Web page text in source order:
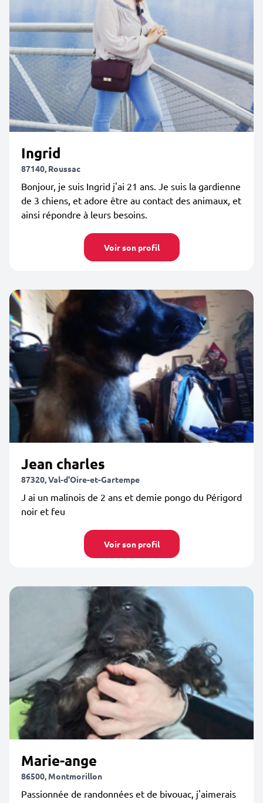
Ingrid
87140, Roussac
Bonjour, je suis Ingrid j'ai 21 ans. Je suis la gardienne
de 3 chiens, et adore être au contact des animaux, et
ainsi répondre à leurs besoins.
Voir son profil
Jean charles
87320, Val-d'Oire-et-Gartempe
J ai un malinois de 2 ans et demie pongo du Périgord
noir et feu
Voir son profil
Marie-ange
86500, Montmorillon
Passionnée de randonnées et de bivouac, j'aimerais